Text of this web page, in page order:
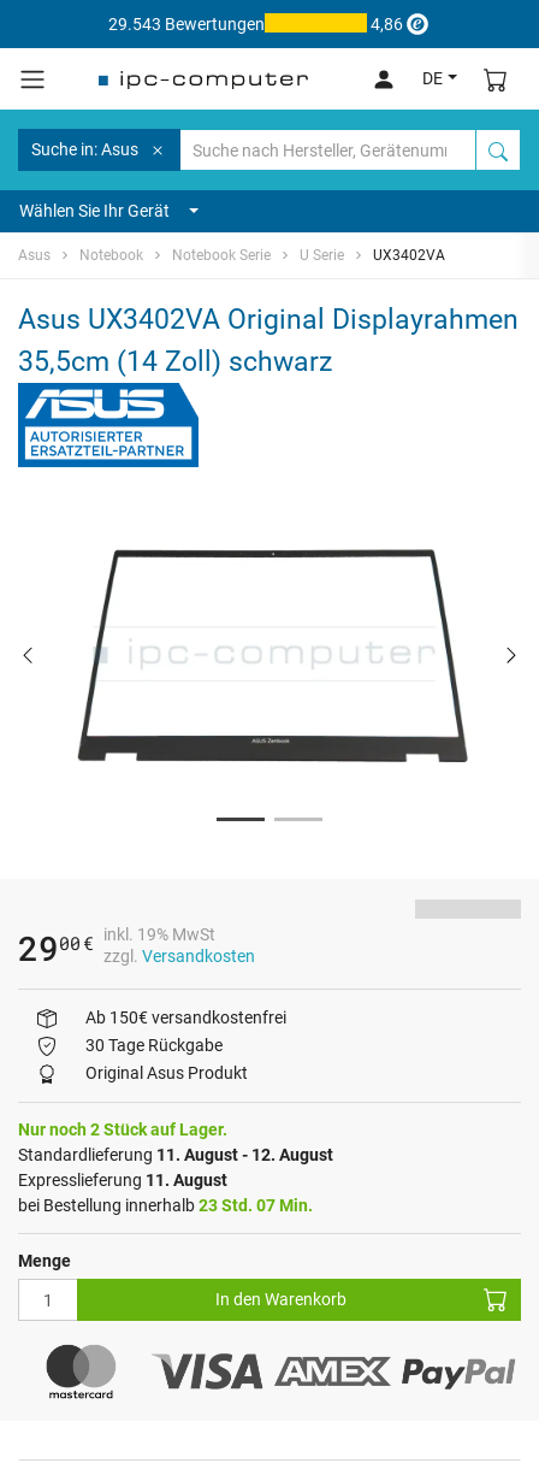
29.543 Bewertungen 4,86
DE
Suche in: Asus
Wählen Sie Ihr Gerät
Asus Notebook Notebook Serie U Serie UX3402VA
Asus UX3402VA Original Displayrahmen
35,5cm (14 Zoll) schwarz
2900 €
inkl. 19% MwSt
zzgl. Versandkosten
Ab 150€ versandkostenfrei
30 Tage Rückgabe
Original Asus Produkt
Nur noch 2 Stück auf Lager.
Standardlieferung 11. August - 12. August
Expresslieferung 11. August
bei Bestellung innerhalb23 Std. 07 Min.
Menge
In den Warenkorb